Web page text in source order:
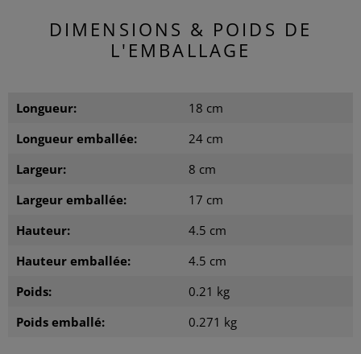
DIMENSIONS & POIDS DE
L'EMBALLAGE
Longueur:
18 cm
Longueur emballée:
24 cm
Largeur:
8 cm
Largeur emballée:
17 cm
Hauteur:
4.5 cm
Hauteur emballée:
4.5 cm
Poids:
0.21 kg
Poids emballé:
0.271 kg